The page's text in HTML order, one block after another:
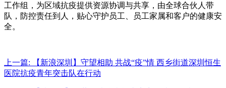
工作组，为区域抗疫提供资源协调与共享，由全球合伙人带
队，防控责任到人，贴心守护员工、员工家属和客户的健康安
全。
上一篇:
【新浪深圳】守望相助 共战“疫”情 西乡街道深圳恒生
医院抗疫青年突击队在行动